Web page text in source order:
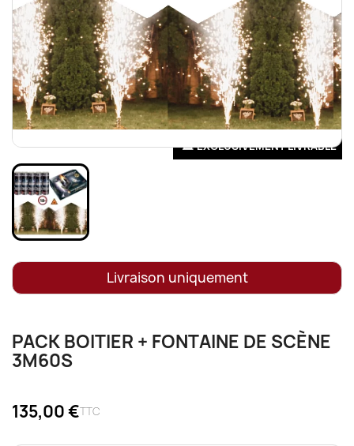
EXCLUSIVEMENT LIVRABLE
Livraison uniquement
PACK BOITIER + FONTAINE DE SCÈNE
3M60S
135,00 €TTC